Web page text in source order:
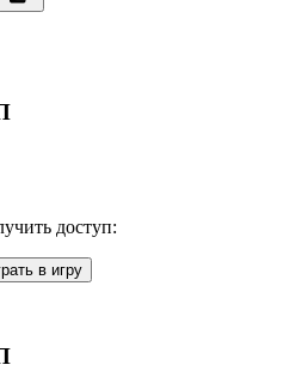
доступ:
в игру